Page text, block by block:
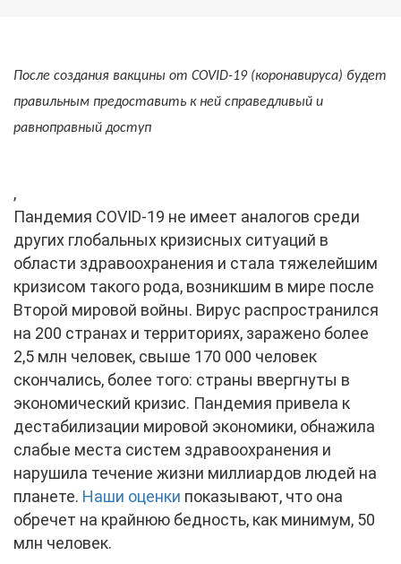
После создания вакцины от COVID-19 (коронавируса) будет
правильным предоставить к ней справедливый и
равноправный доступ
,
Пандемия COVID-19 не имеет аналогов среди
других глобальных кризисных ситуаций в
области здравоохранения и стала тяжелейшим
кризисом такого рода, возникшим в мире после
Второй мировой войны. Вирус распространился
на 200 странах и территориях, заражено более
2,5 млн человек, свыше 170 000 человек
скончались, более того: страны ввергнуты в
экономический кризис. Пандемия привела к
дестабилизации мировой экономики, обнажила
слабые места систем здравоохранения и
нарушила течение жизни миллиардов людей на
планете. Наши оценки показывают, что она
обречет на крайнюю бедность, как минимум, 50
млн человек.